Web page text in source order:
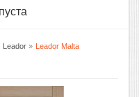
Leador » Leador Malta